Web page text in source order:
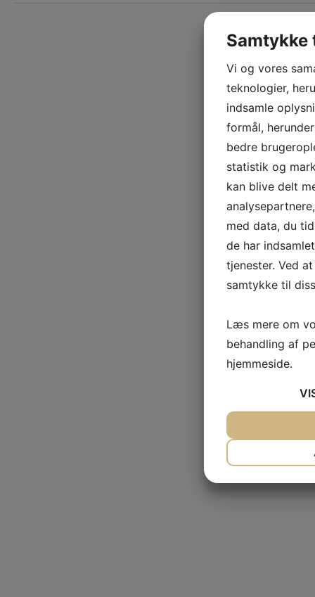
Vi og vores
teknologier,
indsamle
formål,
bedre
statistik og
kan blive delt
med data, du
de har
tjenester. Ved
samtykke til
Læs mere om
behandling af
hjemmeside.